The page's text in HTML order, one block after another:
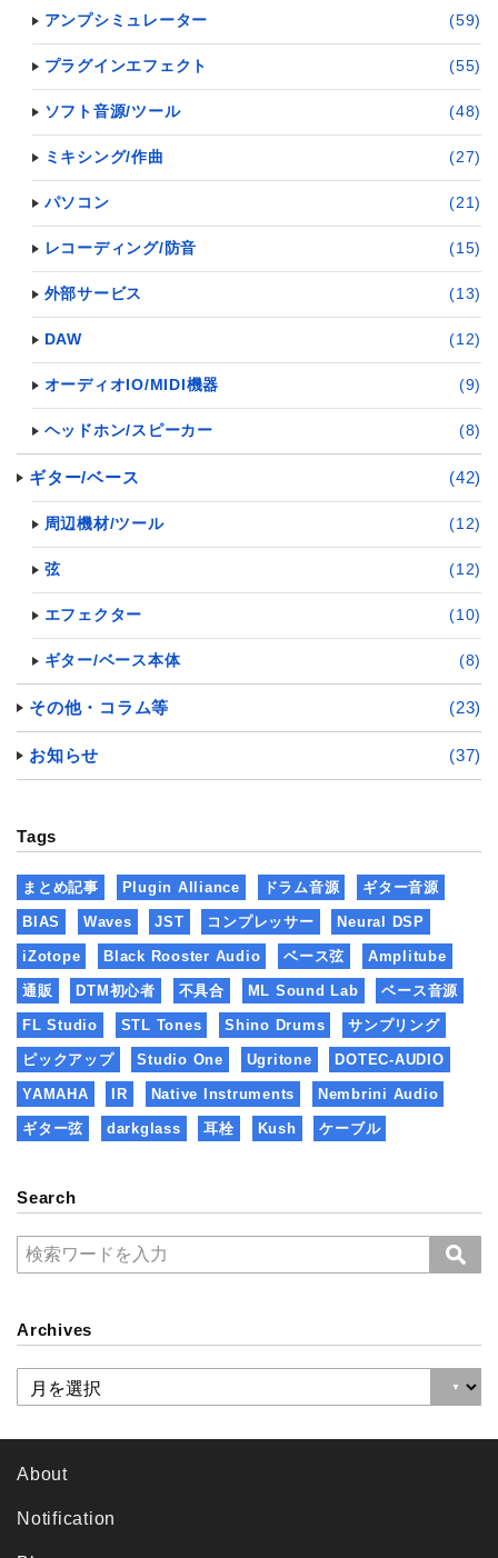
アンプシミュレーター (59)
プラグインエフェクト (55)
ソフト音源/ツール (48)
ミキシング/作曲 (27)
パソコン (21)
レコーディング/防音 (15)
外部サービス (13)
DAW (12)
オーディオIO/MIDI機器 (9)
ヘッドホン/スピーカー (8)
ギター/ベース (42)
周辺機材/ツール (12)
弦 (12)
エフェクター (10)
ギター/ベース本体 (8)
その他・コラム等 (23)
お知らせ (37)
Tags
まとめ記事 Plugin Alliance ドラム音源 ギター音源
BIAS Waves JST コンプレッサー Neural DSP
iZotope Black Rooster Audio ベース弦 Amplitube
通販 DTM初心者 不具合 ML Sound Lab ベース音源
FL Studio STL Tones Shino Drums サンプリング
ピックアップ Studio One Ugritone DOTEC-AUDIO
YAMAHA IR Native Instruments Nembrini Audio
ギター弦 darkglass 耳栓 Kush ケーブル
Search
Archives
About
Notification